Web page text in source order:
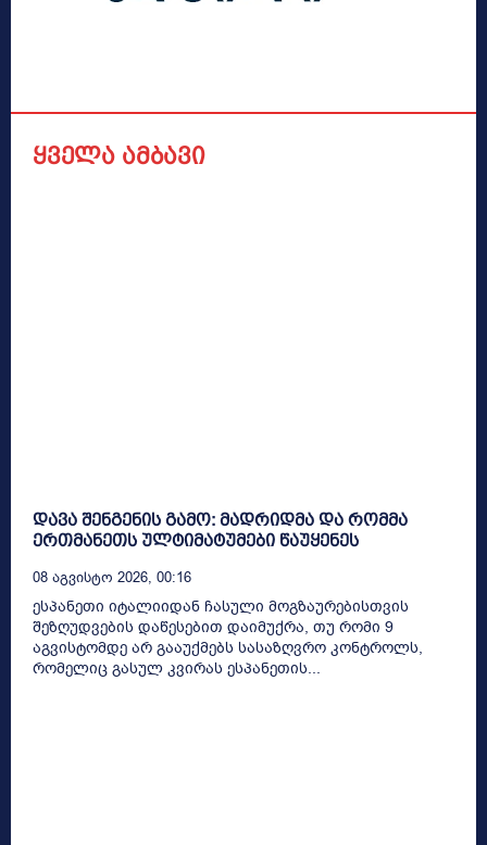
ყველა ამბავი
დავა შენგენის გამო: მადრიდმა და რომმა
ერთმანეთს ულტიმატუმები წაუყენეს
08 Აგვისტო 2026, 00:16
ესპანეთი იტალიიდან ჩასული მოგზაურებისთვის
შეზღუდვების დაწესებით დაიმუქრა, თუ რომი 9
აგვისტომდე არ გააუქმებს სასაზღვრო კონტროლს,
რომელიც გასულ კვირას ესპანეთის...